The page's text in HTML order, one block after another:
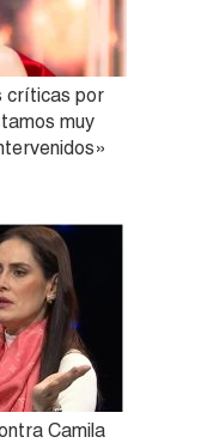
críticas por
muy
Camila